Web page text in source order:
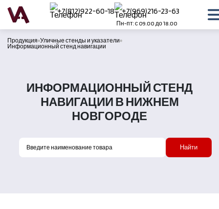
+7(812)922-60-18 +7(969)216-23-63
Пн-пт: с 09.00 до 18.00
Продукция Уличные стенды и указатели
Информационный стенд навигации
ИНФОРМАЦИОННЫЙ СТЕНД
НАВИГАЦИИ В НИЖНЕМ
НОВГОРОДЕ
Найти